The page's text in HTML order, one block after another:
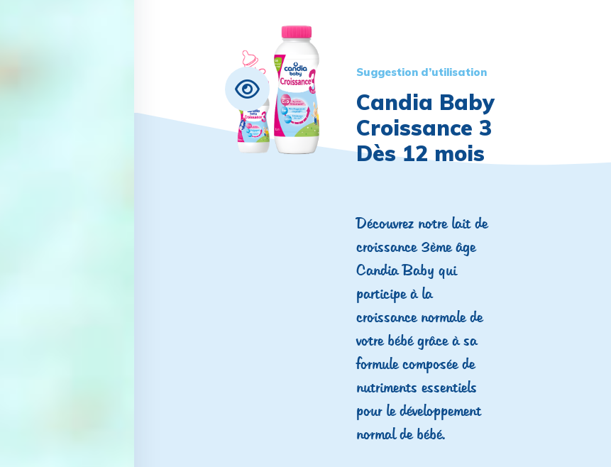
Suggestion d’utilisation
Candia Baby
Croissance 3
Dès 12 mois
Découvrez notre lait de
croissance 3ème âge
Candia Baby qui
participe à la
croissance normale de
votre bébé grâce à sa
formule composée de
nutriments essentiels
pour le développement
normal de bébé.